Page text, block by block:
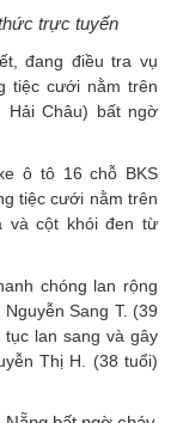
trực tuyến
đang điều tra vụ
tiệc cưới nằm trên
Hải Châu) bất ngờ
ô tô 16 chỗ BKS
tiệc cưới nằm trên
và cột khói đen từ
chóng lan rộng
Sang T. (39
lan sang và gây
Thị H. (38 tuổi)